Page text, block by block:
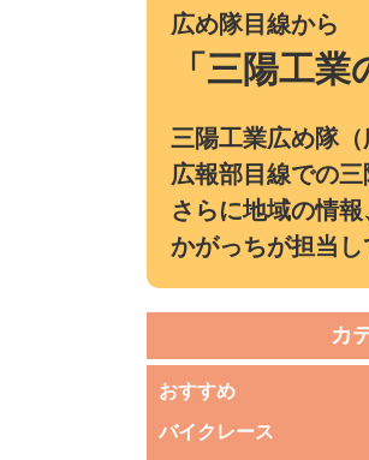
広め隊目線から
「三陽工業
三陽工業広め隊
広報部目線での
さらに地域の情
かがっちが担当し
カ
おすすめ
バイクレース